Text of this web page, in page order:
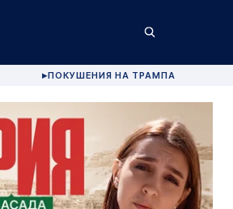
▶ПОКУШЕНИЯ НА ТРАМПА